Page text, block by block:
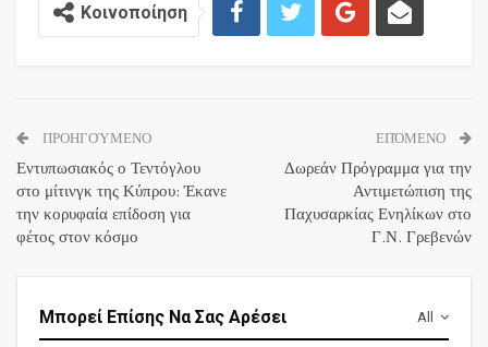
Κοινοποίηση
ΠΡΟΗΓΟΎΜΕΝΟ
Εντυπωσιακός ο Τεντόγλου
στο μίτινγκ της Κύπρου: Έκανε
την κορυφαία επίδοση για
φέτος στον κόσμο
ΕΠΌΜΕΝΟ
Δωρεάν Πρόγραμμα για την
Αντιμετώπιση της
Παχυσαρκίας Ενηλίκων στο
Γ.Ν. Γρεβενών
All
Μπορεί Επίσης Να Σας Αρέσει